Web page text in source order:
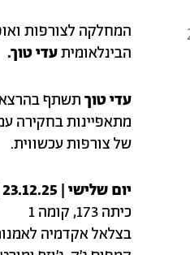
המחלקה לצורפות
הבינלאומיתעדי טוך.
עדי טוךתשתף
מתאפיינות בחקירה
של צורפות עכשווית.
יום שלישי | 23.12.25 | 11:00
כיתה 173, קומה 1
בצלאל אקדמיה